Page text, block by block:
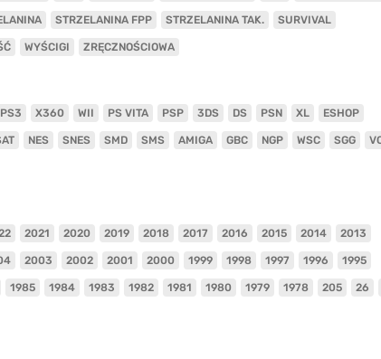
STRZELANINA FPP STRZELANINA TAK. SURVIVAL
WYŚCIGI ZRĘCZNOŚCIOWA
PS3 X360 WII PS VITA PSP 3DS DS PSN XL ESHOP
NES SNES SMD SMS AMIGA GBC NGP WSC SGG
2021 2020 2019 2018 2017 2016 2015 2014 2013
2003 2002 2001 2000 1999 1998 1997 1996 1995
1985 1984 1983 1982 1981 1980 1979 1978 205 26